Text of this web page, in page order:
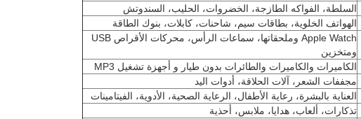
السلطة، الفواكه الطازجة، الخضروات، الحليب، السندوتش
الهواتف الخلوية، بطاقات سيم، شاحنات، كابلات، بنوك الطاقة
Apple Watch وملحقاتها، سماعات الرأس، محركات الأقراص USB
ومتخزين
الكاميرات والكاميرات والطائرات بدون طيار و أجهزة تشغيل MP3
مجففات الشعر، آلات الحلاقة، أدوات اليد
العناية بالبشرة، رعاية الأطفال، الرعاية الصحية، الأدوية، الفيتامينات
تذكارات، ألعاب، هدايا، ملابس، أحذية